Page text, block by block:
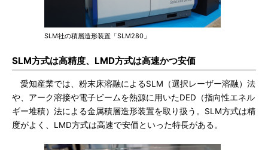
SLM社の積層造形装置「SLM280」
SLM方式は高精度、LMD方式は高速かつ安価
愛知産業では、粉末床溶融によるSLM（選択レーザー溶融）法
や、アーク溶接や電子ビームを熱源に用いたDED（指向性エネル
ギー堆積）法による金属積層造形装置を取り扱う。SLM方式は精
度がよく、LMD方式は高速で安価といった特長がある。